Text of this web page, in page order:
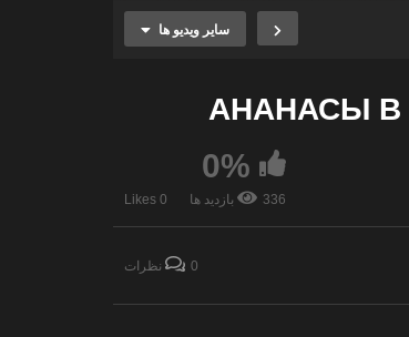
سایر ویدیو ها
АНАНАСЫ В
0%
336 بازدید ها 0 Likes
0 نظرات